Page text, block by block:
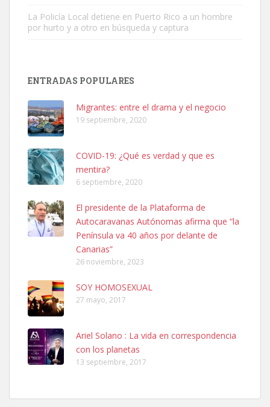
Adopción urgente
hembra, 4 años. Por motivos personales ...
Leales.org » Gran Canaria | 6.7.2025
SHIBA PERDIDO AVDA JOSE MESA Y LOPEZ
PERRO MACHO RAZA SHIBA CON MICROCHIP PERDIDO HOY
06/07/2025 ZONA MESA Y LOPEZ. ES MUY ASUSTADIZO
Leales.org » Gran Canaria | 6.7.2025
Ninfa perdida
Leales.org » Gran Canaria | 6.7.2025
La Policía Local detiene en Puerto Rico a un hombre
por hurto y a otro en búsqueda y captura
ENTRADAS POPULARES
Migrantes: entre el drama y el negocio
19 septiembre, 2020
COVID-19: ¿Qué es verdad y que es
mentira?
6 septiembre, 2020
El presidente de la Plataforma de
Autocaravanas Autónomas afirma que “la
Península va 40 años por delante de
Canarias”
26 noviembre, 2023
SOY HOMOSEXUAL
27 mayo, 2017
Ariel Solano : La vida en correspondencia
con los planetas
13 septiembre, 2017